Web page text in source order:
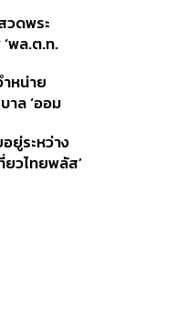
. ขีดเส้นแล้ว
ดพระ
พล.ต.ท.
ปี แกนนำ
ลหลาก
หน่าย
ล ‘ออม
สัดส่วนการ
Lot First
อยู่ระหว่าง
ยวไทยพลัส’